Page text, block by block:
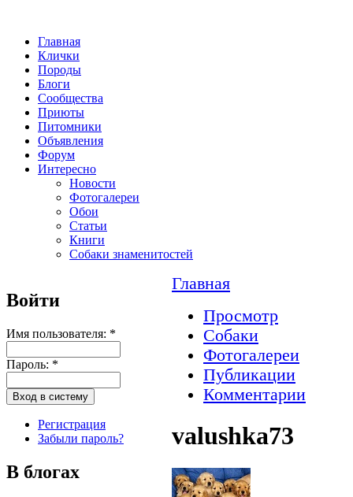
Главная
Клички
Породы
Блоги
Сообщества
Приюты
Питомники
Объявления
Форум
Интересно
Новости
Фотогалереи
Обои
Статьи
Книги
Собаки знаменитостей
Войти
Имя пользователя: *
Пароль: *
Регистрация
Забыли пароль?
В блогах
Главная
Просмотр
Собаки
Фотогалереи
Публикации
Комментарии
valushka73